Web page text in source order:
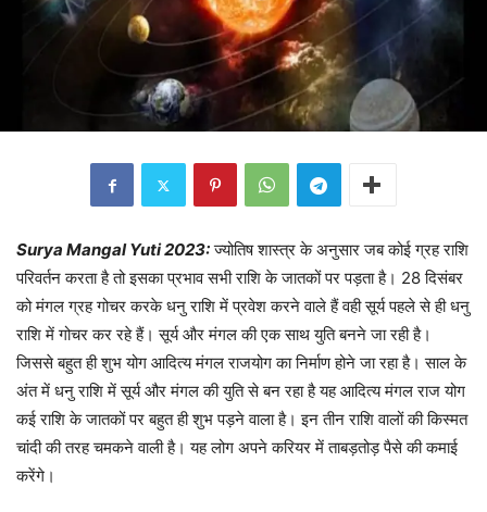
Surya Mangal Yuti 2023:ज्योतिष शास्त्र के अनुसार जब कोई ग्रह राशि
परिवर्तन करता है तो इसका प्रभाव सभी राशि के जातकों पर पड़ता है। 28 दिसंबर
को मंगल ग्रह गोचर करके धनु राशि में प्रवेश करने वाले हैं वही सूर्य पहले से ही धनु
राशि में गोचर कर रहे हैं। सूर्य और मंगल की एक साथ युति बनने जा रही है।
जिससे बहुत ही शुभ योग आदित्य मंगल राजयोग का निर्माण होने जा रहा है। साल के
अंत में धनु राशि में सूर्य और मंगल की युति से बन रहा है यह आदित्य मंगल राज योग
कई राशि के जातकों पर बहुत ही शुभ पड़ने वाला है। इन तीन राशि वालों की किस्मत
चांदी की तरह चमकने वाली है। यह लोग अपने करियर में ताबड़तोड़ पैसे की कमाई
करेंगे।